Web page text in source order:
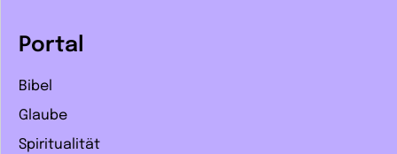
Portal
Bibel
Glaube
Spiritualität